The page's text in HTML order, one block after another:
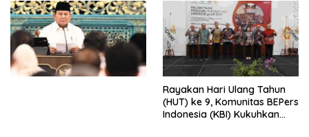
Penjajahan (Pergolakan
Ekonomi Politik Indonesia) &
Simposium Nasional “Urgensi
Undang-Undang
Perekonomian Nasional dan
Kesejahteraan Sosial dalam
Rayakan Hari Ulang Tahun
(HUT) ke 9, Komunitas BEPers
Indonesia (KBI) Kukuhkan